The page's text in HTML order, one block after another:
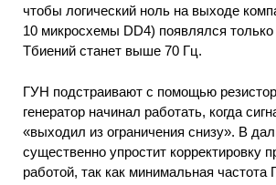
чтобы логический ноль на выходе
10 микросхемы DD4) появлялся только
Тбиений станет выше 70 Гц.
ГУН подстраивают с помощью
генератор начинал работать, когда
«выходил из ограничения снизу». В
существенно упростит корректировку
работой, так как минимальная частота